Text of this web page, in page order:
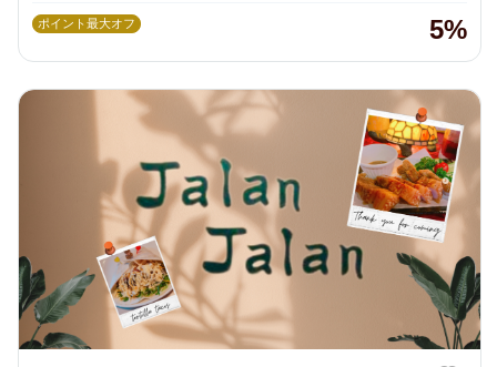
ポイント最大オフ 5%